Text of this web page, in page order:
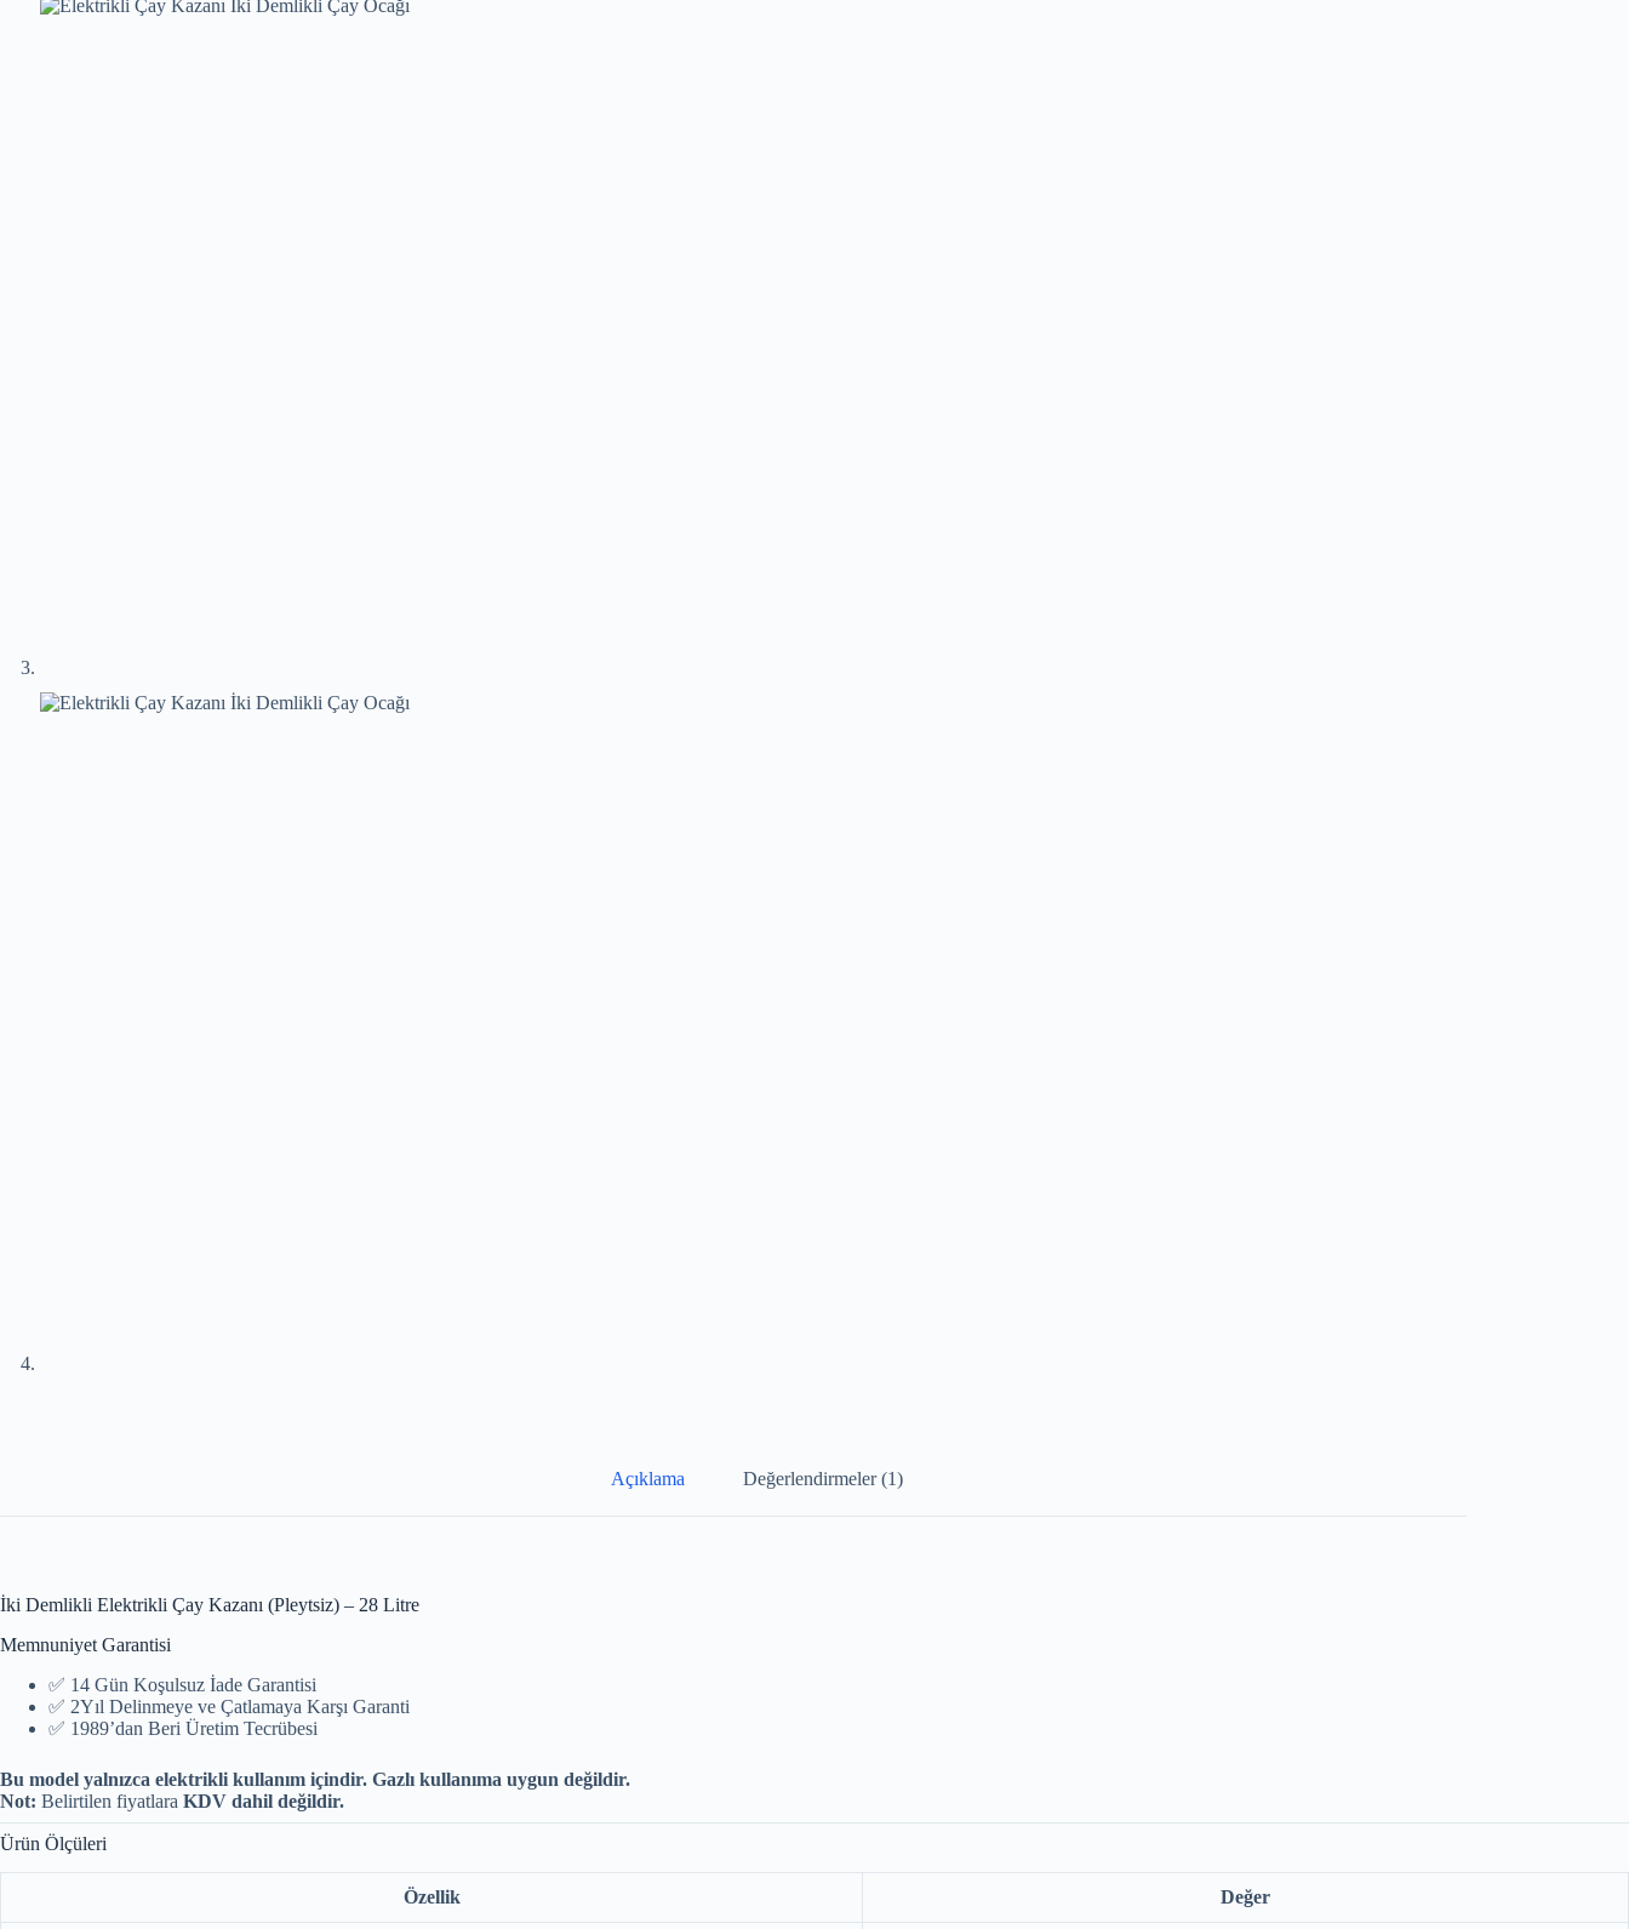
Açıklama Değerlendirmeler (1)
İki Demlikli Elektrikli Çay Kazanı (Pleytsiz) – 28 Litre
Memnuniyet Garantisi
✅ 14 Gün Koşulsuz İade Garantisi
✅ 2Yıl Delinmeye ve Çatlamaya Karşı Garanti
✅ 1989’dan Beri Üretim Tecrübesi
Bu model yalnızca elektrikli kullanım içindir. Gazlı kullanıma uygun değildir.
Not: Belirtilen fiyatlara KDV dahil değildir.
Ürün Ölçüleri
Özellik Değer